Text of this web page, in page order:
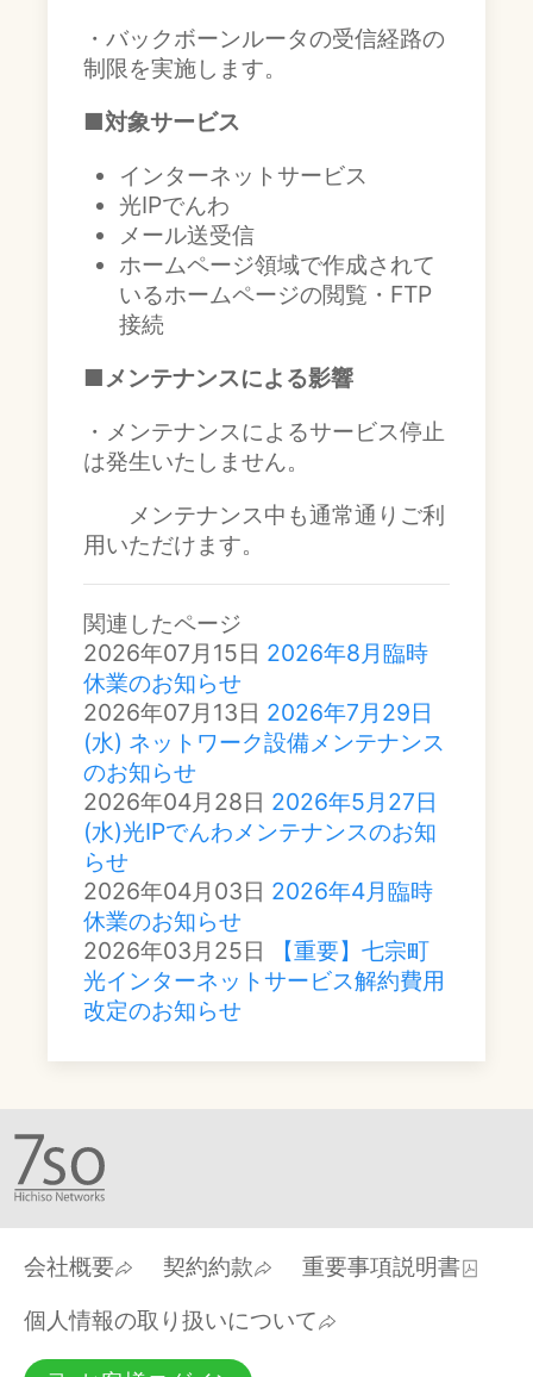
・バックボーンルータの受信経路の
制限を実施します。
■対象サービス
インターネットサービス
光IPでんわ
メール送受信
ホームページ領域で作成されて
いるホームページの閲覧・FTP
接続
■メンテナンスによる影響
・メンテナンスによるサービス停止
は発生いたしません。
メンテナンス中も通常通りご利
用いただけます。
関連したページ
2026年07月15日 2026年8月臨時
休業のお知らせ
2026年07月13日 2026年7月29日
(水) ネットワーク設備メンテナンス
のお知らせ
2026年04月28日 2026年5月27日
(水)光IPでんわメンテナンスのお知
らせ
2026年04月03日 2026年4月臨時
休業のお知らせ
2026年03月25日
【重要】七宗町
光インターネットサービス解約費用
改定のお知らせ
会社概要 契約約款
重要事項説明書
個人情報の取り扱いについて